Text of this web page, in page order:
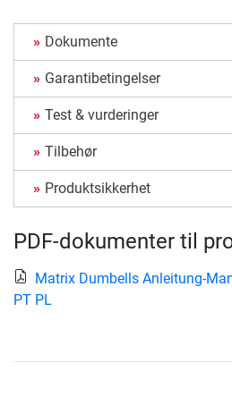
Dokumente
Garantibetingelser
Test & vurderinger
Tilbehør
Produktsikkerhet
PDF-dokumenter til
Matrix Dumbells Anleitung-
PT PL